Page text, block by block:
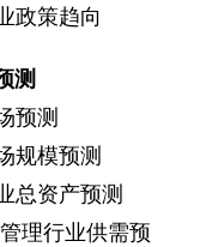
政策趋向
测
预测
规模预测
总资产预测
理行业供需预